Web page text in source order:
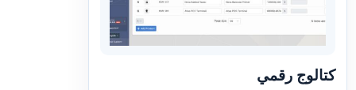
كتالوج رقمي